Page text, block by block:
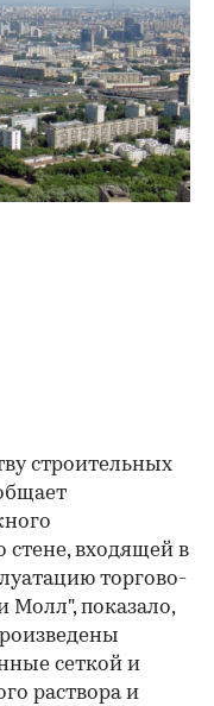
строительных
стене, входящей в
торгово-
Молл", показало,
сеткой и
раствора и